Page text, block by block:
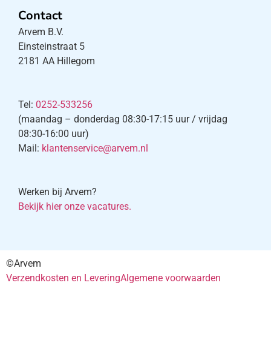
Contact
Arvem B.V.
Einsteinstraat 5
2181 AA Hillegom
Tel: 0252-533256
(maandag – donderdag 08:30-17:15 uur / vrijdag
08:30-16:00 uur)
Mail: klantenservice@arvem.nl
Werken bij Arvem?
Bekijk hier onze vacatures.
©Arvem
Verzendkosten en LeveringAlgemene voorwaarden